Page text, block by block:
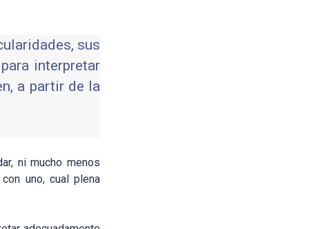
sus
interpretar
a partir de la
ni mucho menos
uno, cual plena